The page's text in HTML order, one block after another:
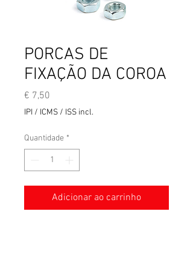
PORCAS DE
FIXAÇÃO DA COROA
€ 7,50
IPI / ICMS / ISS incl.
Quantidade *
Adicionar ao carrinho